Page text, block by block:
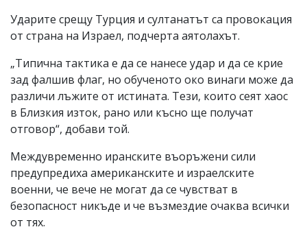
Ударите срещу Турция и султанатът са провокация
от страна на Израел, подчерта аятолахът.
„Типична тактика е да се нанесе удар и да се крие
зад фалшив флаг, но обученото око винаги може да
различи лъжите от истината. Тези, които сеят хаос
в Близкия изток, рано или късно ще получат
отговор“, добави той.
Междувременно иранските въоръжени сили
предупредиха американските и израелските
военни, че вече не могат да се чувстват в
безопасност никъде и че възмездие очаква всички
от тях.